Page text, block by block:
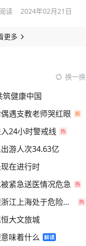
阅读 2024年02月21日
更多
换一换
筑健康中国
遇支教老师哭红眼
24小时警戒线
游人次34.63亿
在进行时
紧急送医情况危急
台风白海豚闭眼浙江上海处于危险半圆
大文旅城
味着什么